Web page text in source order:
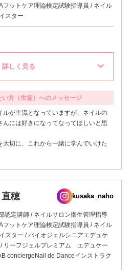
フットケア理論検定試験指導員 / ネイル
スター
方（生徒）へのメッセージ
ルが主流となっていますが、ネイルの
んには好きになってなってほしいと思
大切に、これから一緒に学んでいけた
直穂 kusaka_naho
認定講師 / ネイルサロン衛生管理指導
フットケア理論検定試験指導員 / ネイル
スター / バイオジェルシニアエデュケ
/ リーフジェルプレミアム エデュケー
conciergeNail de Danceインストラク